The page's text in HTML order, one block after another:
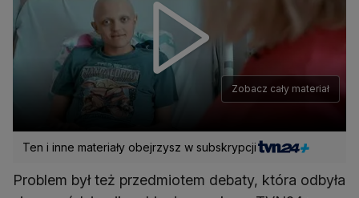
Zobacz cały materiał
Ten i inne materiały obejrzysz w subskrypcji
Problem był też przedmiotem debaty, która odbyła